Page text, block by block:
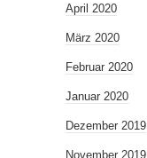
April 2020
März 2020
Februar 2020
Januar 2020
Dezember 2019
November 2019